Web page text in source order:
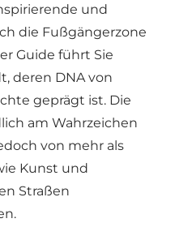
und
die Fußgängerzone
Guide führt Sie
deren DNA von
geprägt ist. Die
am Wahrzeichen
von mehr als
Kunst und
Straßen